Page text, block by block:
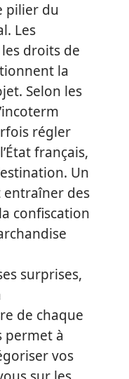
pilier du
Les
droits de
la
Selon les
régler
français,
Un
des
confiscation
surprises,
de chaque
permet à
vos